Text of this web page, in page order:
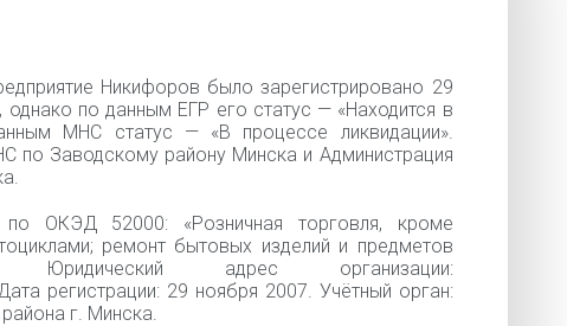
Никифоров было зарегистрировано 29
по данным ЕГР его статус — «Находится в
МНС статус — «В процессе ликвидации».
по Заводскому району Минска и Администрация
по ОКЭД 52000: «Розничная торговля, кроме
ремонт бытовых изделий и предметов
Юридический адрес организации:
регистрации: 29 ноября 2007. Учётный орган:
г. Минска.